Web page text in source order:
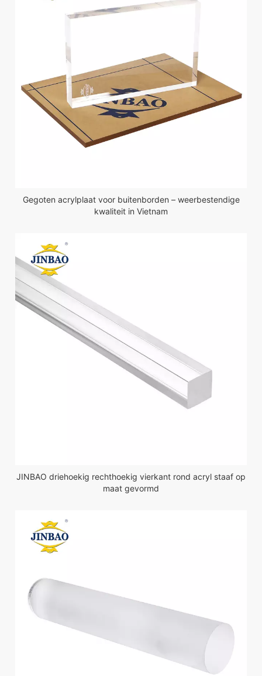
Gegoten acrylplaat voor buitenborden – weerbestendige
kwaliteit in Vietnam
JINBAO driehoekig rechthoekig vierkant rond acryl staaf op
maat gevormd